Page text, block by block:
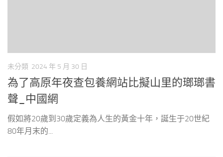
未分類 2024 年 5 月 30 日
為了高原年夜查包養網站比擬山里的瑯瑯書
聲_中國網
假如將20歲到30歲定義為人生的黃金十年，誕生于20世紀
80年月末的...